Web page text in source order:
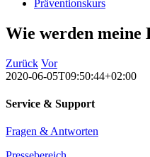
Präventionskurs
Wie werden meine
Zurück Vor
2020-06-05T09:50:44+02:00
Service & Support
Fragen & Antworten